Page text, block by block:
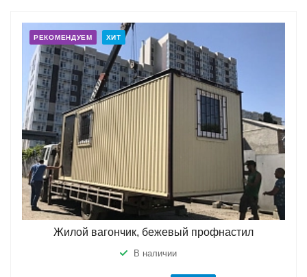
РЕКОМЕНДУЕМ ХИТ
Жилой вагончик, бежевый профнастил
В наличии